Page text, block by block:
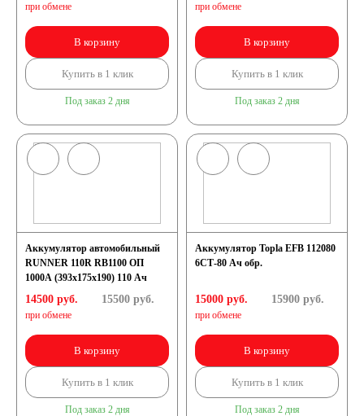
при обмене
В корзину
Купить в 1 клик
Под заказ 2 дня
при обмене
В корзину
Купить в 1 клик
Под заказ 2 дня
Аккумулятор автомобильный
RUNNER 110R RB1100 ОП
1000A (393х175х190) 110 Ач
14500 руб.
при обмене
15500руб.
В корзину
Купить в 1 клик
Под заказ 2 дня
Аккумулятор Topla EFB 112080
6СТ-80 Ач обр.
15000 руб.
при обмене
15900руб.
В корзину
Купить в 1 клик
Под заказ 2 дня